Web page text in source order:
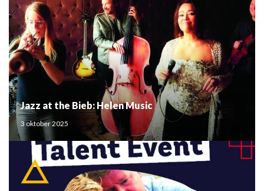
Jazz at the Bieb: Helen Music
3 oktober 2025